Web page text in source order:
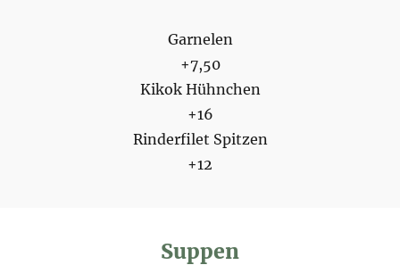
Garnelen
+7,50
Kikok Hühnchen
+16
Rinderfilet Spitzen
+12
Suppen